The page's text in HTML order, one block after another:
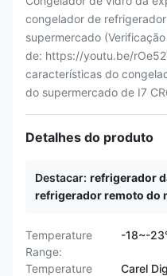
congelador de
supermercado
de: https://youtu.be/
características do
do supermercado de I7
Detalhes do produto
Destacar: refrigerador
refrigerador remoto do
Temperature
Range:
-18~-
Temperature
Carel